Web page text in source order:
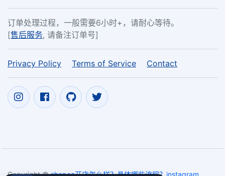
订单处理过程，一般需要6小时+，请耐心等待。
[售后服务, 请备注订单号]
Privacy Policy Terms of Service Contact
Copyright ©shopee开店怎么样？具体哪些流程？instagram